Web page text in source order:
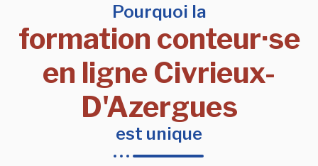
Pourquoi la
formation conteur·se
en ligne Civrieux-
D'Azergues
est unique